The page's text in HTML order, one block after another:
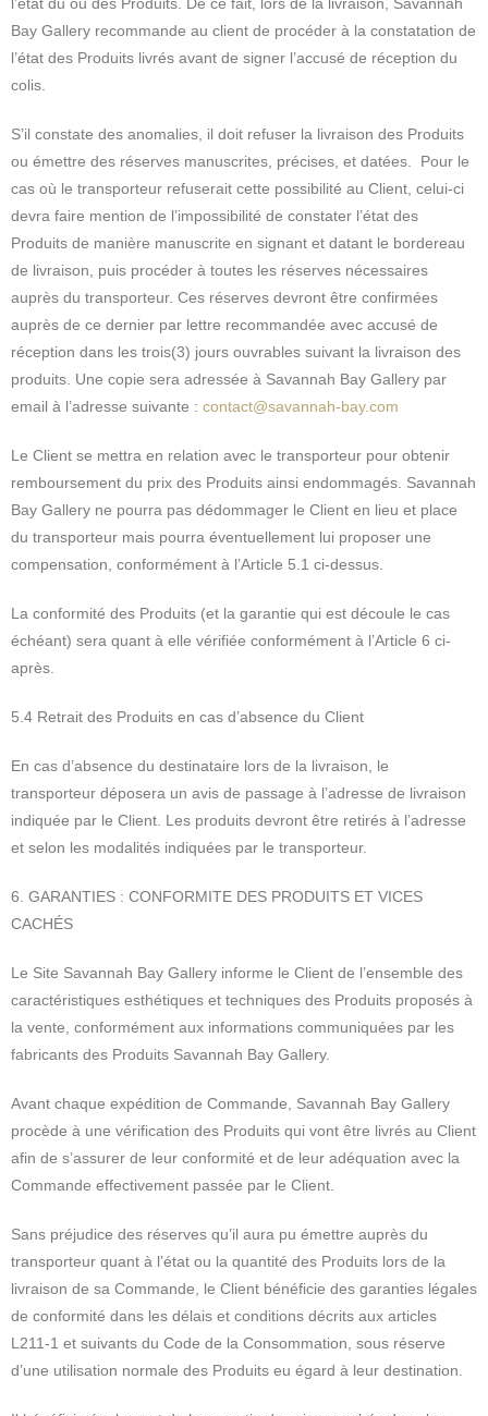
Bay Gallery recommande au client de procéder à la constatation de
l’état des Produits livrés avant de signer l’accusé de réception du
colis.
S’il constate des anomalies, il doit refuser la livraison des Produits
ou émettre des réserves manuscrites, précises, et datées. Pour le
cas où le transporteur refuserait cette possibilité au Client, celui-ci
devra faire mention de l’impossibilité de constater l’état des
Produits de manière manuscrite en signant et datant le bordereau
de livraison, puis procéder à toutes les réserves nécessaires
auprès du transporteur. Ces réserves devront être confirmées
auprès de ce dernier par lettre recommandée avec accusé de
réception dans les trois(3) jours ouvrables suivant la livraison des
produits. Une copie sera adressée à Savannah Bay Gallery par
email à l’adresse suivante : contact@savannah-bay.com
Le Client se mettra en relation avec le transporteur pour obtenir
remboursement du prix des Produits ainsi endommagés. Savannah
Bay Gallery ne pourra pas dédommager le Client en lieu et place
du transporteur mais pourra éventuellement lui proposer une
compensation, conformément à l’Article 5.1 ci-dessus.
La conformité des Produits (et la garantie qui est découle le cas
échéant) sera quant à elle vérifiée conformément à l’Article 6 ci-
après.
5.4 Retrait des Produits en cas d’absence du Client
En cas d’absence du destinataire lors de la livraison, le
transporteur déposera un avis de passage à l’adresse de livraison
indiquée par le Client. Les produits devront être retirés à l’adresse
et selon les modalités indiquées par le transporteur.
6. GARANTIES : CONFORMITE DES PRODUITS ET VICES
CACHÉS
Le Site Savannah Bay Gallery informe le Client de l’ensemble des
caractéristiques esthétiques et techniques des Produits proposés à
la vente, conformément aux informations communiquées par les
fabricants des Produits Savannah Bay Gallery.
Avant chaque expédition de Commande, Savannah Bay Gallery
procède à une vérification des Produits qui vont être livrés au Client
afin de s’assurer de leur conformité et de leur adéquation avec la
Commande effectivement passée par le Client.
Sans préjudice des réserves qu’il aura pu émettre auprès du
transporteur quant à l’état ou la quantité des Produits lors de la
livraison de sa Commande, le Client bénéficie des garanties légales
de conformité dans les délais et conditions décrits aux articles
L211-1 et suivants du Code de la Consommation, sous réserve
d’une utilisation normale des Produits eu égard à leur destination.